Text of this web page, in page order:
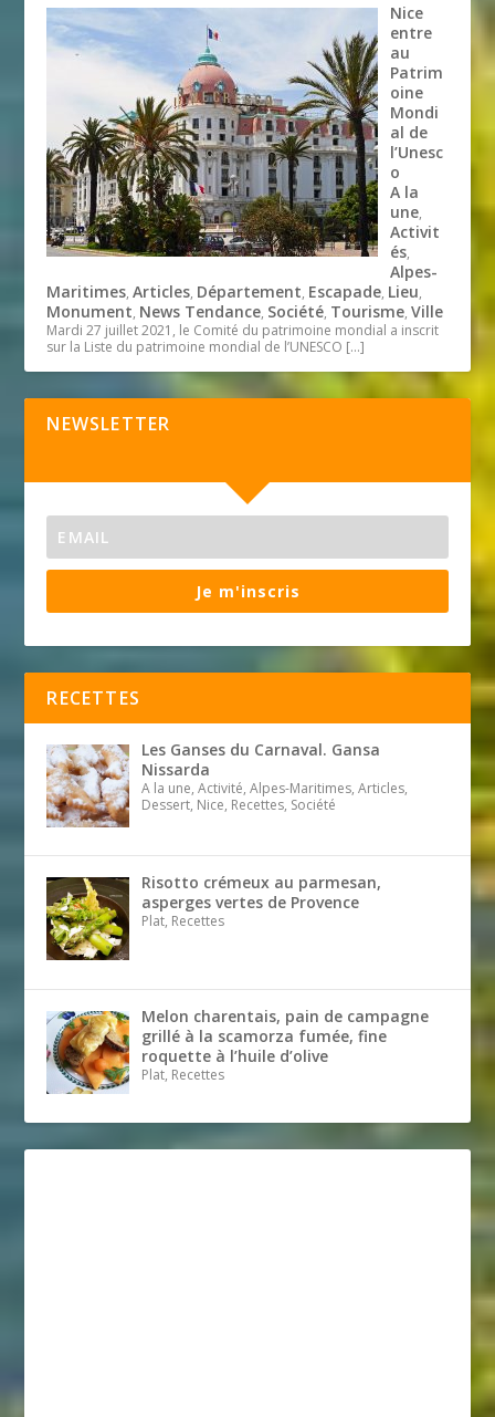
Nice
entre
au
Patrim
oine
Mondi
al de
l’Unesc
o
A la
une,
Activit
és,
Alpes-
Maritimes,Articles, Département, Escapade, Lieu,
Monument, News Tendance, Société, Tourisme,Ville
Mardi 27 juillet 2021, le Comité du patrimoine mondial a inscrit
sur la Liste du patrimoine mondial de l’UNESCO […]
NEWSLETTER
Je m'inscris
RECETTES
Les Ganses du Carnaval. Gansa
Nissarda
A la une, Activité, Alpes-Maritimes, Articles,
Dessert, Nice, Recettes, Société
Risotto crémeux au parmesan,
asperges vertes de Provence
Plat, Recettes
Melon charentais, pain de campagne
grillé à la scamorza fumée, fine
roquette à l’huile d’olive
Plat, Recettes